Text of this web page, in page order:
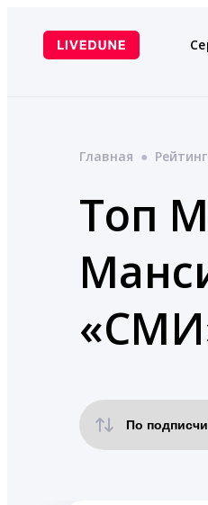
содержимому
Главная ●
Топ